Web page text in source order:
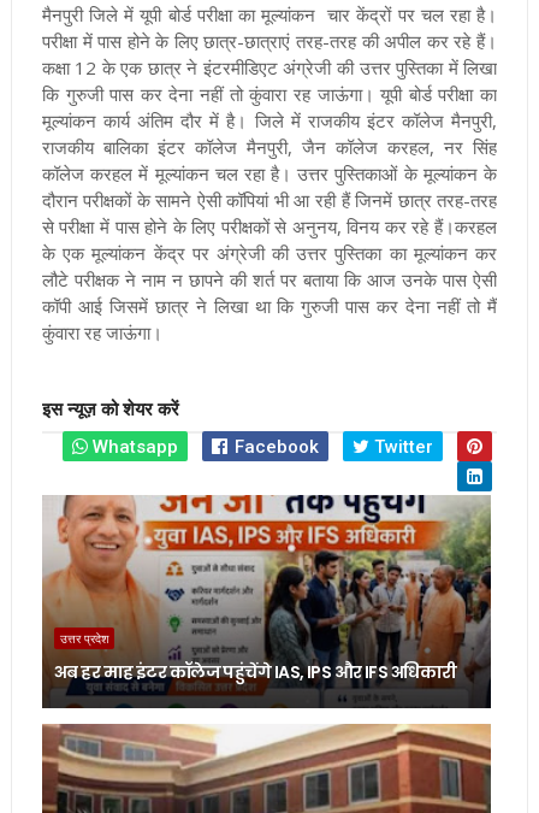
मैनपुरी जिले में यूपी बोर्ड परीक्षा का मूल्यांकन चार केंद्रों पर चल रहा है।
परीक्षा में पास होने के लिए छात्र-छात्राएं तरह-तरह की अपील कर रहे हैं।
कक्षा 12 के एक छात्र ने इंटरमीडिएट अंग्रेजी की उत्तर पुस्तिका में लिखा
कि गुरुजी पास कर देना नहीं तो कुंवारा रह जाऊंगा। यूपी बोर्ड परीक्षा का
मूल्यांकन कार्य अंतिम दौर में है। जिले में राजकीय इंटर कॉलेज मैनपुरी,
राजकीय बालिका इंटर कॉलेज मैनपुरी, जैन कॉलेज करहल, नर सिंह
कॉलेज करहल में मूल्यांकन चल रहा है। उत्तर पुस्तिकाओं के मूल्यांकन के
दौरान परीक्षकों के सामने ऐसी कॉपियां भी आ रही हैं जिनमें छात्र तरह-तरह
से परीक्षा में पास होने के लिए परीक्षकों से अनुनय, विनय कर रहे हैं।करहल
के एक मूल्यांकन केंद्र पर अंग्रेजी की उत्तर पुस्तिका का मूल्यांकन कर
लौटे परीक्षक ने नाम न छापने की शर्त पर बताया कि आज उनके पास ऐसी
कॉपी आई जिसमें छात्र ने लिखा था कि गुरुजी पास कर देना नहीं तो मैं
कुंवारा रह जाऊंगा।
इस न्यूज़ को शेयर करें
Whatsapp
Facebook Twitter
उत्तर प्रदेश
अब हर माह इंटर कॉलेज पहुंचेंगे IAS, IPS और IFS अधिकारी